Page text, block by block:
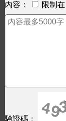
內容：
限制在
驗證碼：